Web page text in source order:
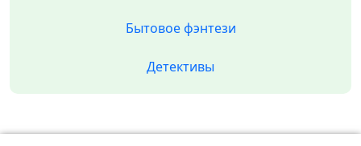
Бытовое фэнтези
Детективы